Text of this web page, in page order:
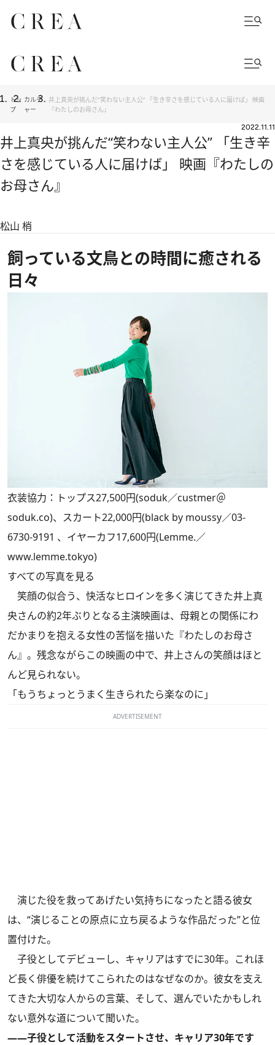
トッ
プ
カルチ
ャー
井上真央が挑んだ“笑わない主人公” 「生き辛さを感じている人に届けば」 映画
『わたしのお母さん』
2022.11.11
井上真央が挑んだ“笑わない主人公” 「生き辛
さを感じている人に届けば」 映画『わたしの
お母さん』
松山 梢
飼っている文鳥との時間に癒される
日々
衣装協力：トップス27,500円(soduk／custmer＠
soduk.co)、スカート22,000円(black by moussy／03-
6730-9191 、イヤーカフ17,600円(Lemme.／
www.lemme.tokyo)
すべての写真を見る
笑顔の似合う、快活なヒロインを多く演じてきた井上真
央さんの約2年ぶりとなる主演映画は、母親との関係にわ
だかまりを抱える女性の苦悩を描いた『わたしのお母さ
ん』。残念ながらこの映画の中で、井上さんの笑顔はほと
んど見られない。
「もうちょっとうまく生きられたら楽なのに」
ADVERTISEMENT
演じた役を救ってあげたい気持ちになったと語る彼女
は、“演じることの原点に立ち戻るような作品だった”と位
置付けた。
子役としてデビューし、キャリアはすでに30年。これほ
ど長く俳優を続けてこられたのはなぜなのか。彼女を支え
てきた大切な人からの言葉、そして、選んでいたかもしれ
ない意外な道について聞いた。
――子役として活動をスタートさせ、キャリア30年です